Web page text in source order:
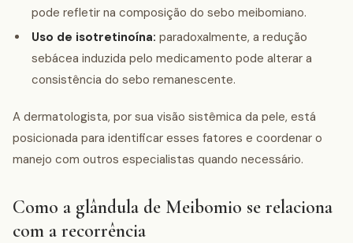
pode refletir na composição do sebo meibomiano.
Uso de isotretinoína: paradoxalmente, a redução
sebácea induzida pelo medicamento pode alterar a
consistência do sebo remanescente.
A dermatologista, por sua visão sistêmica da pele, está
posicionada para identificar esses fatores e coordenar o
manejo com outros especialistas quando necessário.
Como a glândula de Meibomio se relaciona
com a recorrência